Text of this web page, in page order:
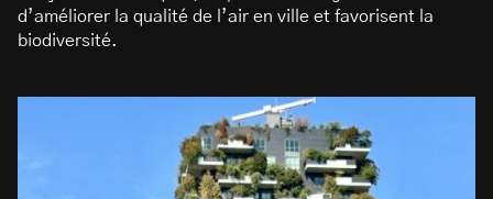
d’améliorer la qualité de l’air en ville et favorisent la
biodiversité.